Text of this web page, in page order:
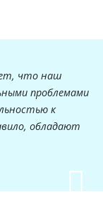
что наш
проблемами
к
обладают